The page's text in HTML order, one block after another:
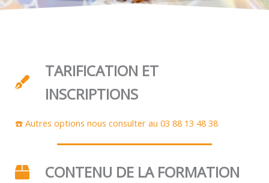
TARIFICATION ET
INSCRIPTIONS
☎️ Autres options nous consulter au 03 88 13 48 38
CONTENU DE LA FORMATION